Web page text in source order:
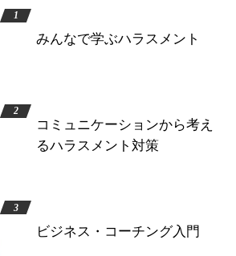
みんなで学ぶハラスメント
コミュニケーションから考え
るハラスメント対策
ビジネス・コーチング入門